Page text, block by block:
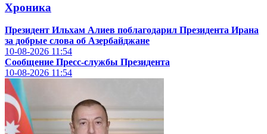
Хроника
Президент Ильхам Алиев поблагодарил Президента Ирана
за добрые слова об Азербайджане
10-08-2026 11:54
Сообщение Пресс-службы Президента
10-08-2026 11:54